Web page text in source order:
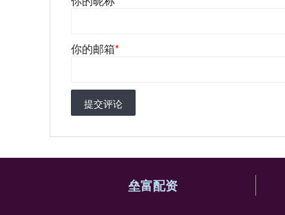
你的邮箱*
提交评论
垒富配资